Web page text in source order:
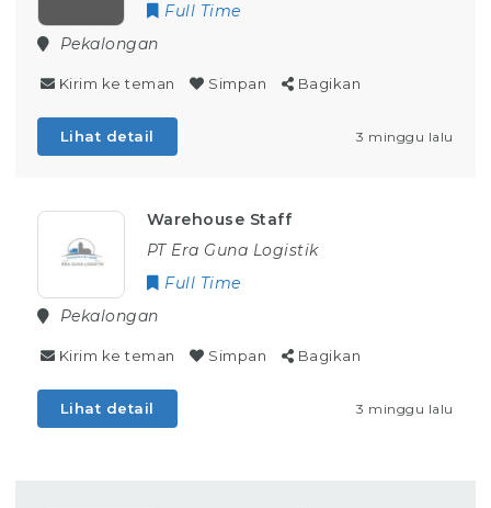
Full Time
Pekalongan
Kirim ke teman Simpan Bagikan
Lihat detail 3 minggu lalu
Warehouse Staff
PT Era Guna Logistik
Full Time
Pekalongan
Kirim ke teman Simpan Bagikan
Lihat detail 3 minggu lalu